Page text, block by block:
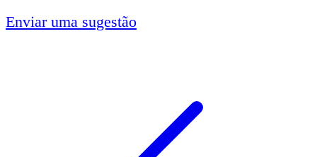
Enviar uma sugestão